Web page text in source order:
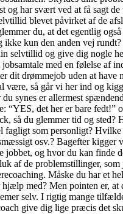
og har svært ved at få sagt
blevet påvirket af de
du, at det egentlig
ikke kun den anden vej
selvtillid og give dig nogle
med en følelse af
dit drømmejob uden at have
være, så går vi her ind og
du synes er allermest
“YES, det her er bare fedt!”
så du glemmer tid og sted?
fagligt som personligt?
osv.? Bagefter kigger
jobbet, og hvor du kan finde
af de problemstillinger, som
Måske du har et
med? Men pointen er, at
selv. I rigtig mange
give dig lige præcis det